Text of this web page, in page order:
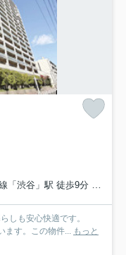
「渋谷」駅 徒歩9分 千代
しも安心快適です。
ます。この物件... もっと